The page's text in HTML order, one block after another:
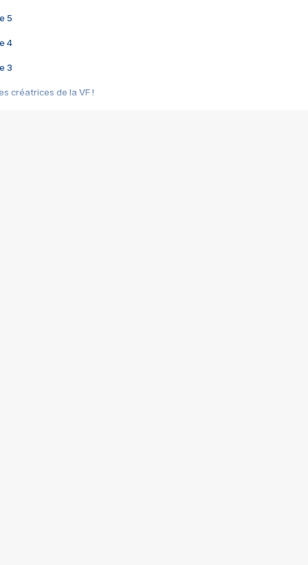
5
4
3
créatrices de la VF !